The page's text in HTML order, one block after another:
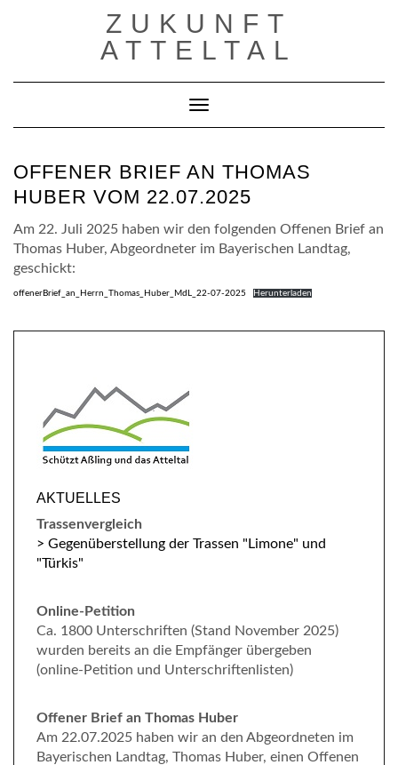
ZUKUNFT
ATTELTAL
Toggle Navigation
OFFENER BRIEF AN THOMAS
HUBER VOM 22.07.2025
Am 22. Juli 2025 haben wir den folgenden Offenen Brief an
Thomas Huber, Abgeordneter im Bayerischen Landtag,
geschickt:
offenerBrief_an_Herrn_Thomas_Huber_MdL_22-07-2025 Herunterladen
AKTUELLES
Trassenvergleich
> Gegenüberstellung der Trassen "Limone" und
"Türkis"
Online-Petition
Ca. 1800 Unterschriften (Stand November 2025)
wurden bereits an die Empfänger übergeben
(online-Petition und Unterschriftenlisten)
Offener Brief an Thomas Huber
Am 22.07.2025 haben wir an den Abgeordneten im
Bayerischen Landtag, Thomas Huber, einen Offenen